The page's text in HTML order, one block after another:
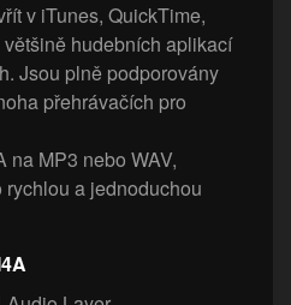
v iTunes, QuickTime,
hudebních aplikací
Jsou plně podporovány
přehrávačích pro
na MP3 nebo WAV,
a jednoduchou